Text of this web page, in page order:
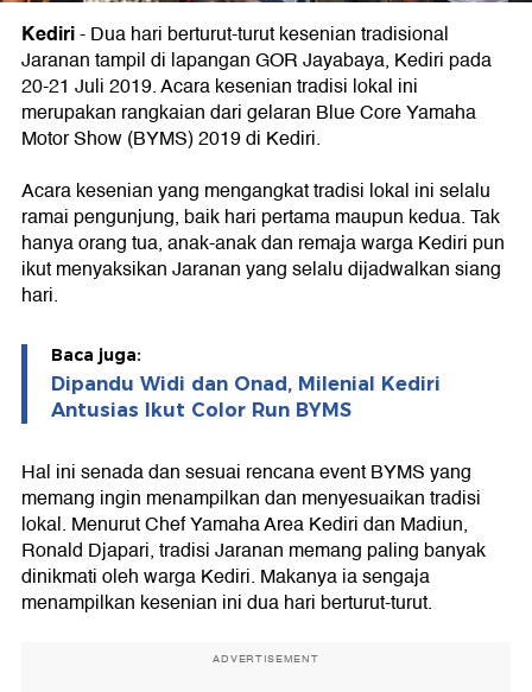
Kediri- Dua hari berturut-turut kesenian tradisional
Jaranan tampil di lapangan GOR Jayabaya, Kediri pada
20-21 Juli 2019. Acara kesenian tradisi lokal ini
merupakan rangkaian dari gelaran Blue Core Yamaha
Motor Show (BYMS) 2019 di Kediri.
Acara kesenian yang mengangkat tradisi lokal ini selalu
ramai pengunjung, baik hari pertama maupun kedua. Tak
hanya orang tua, anak-anak dan remaja warga Kediri pun
ikut menyaksikan Jaranan yang selalu dijadwalkan siang
hari.
Baca juga:
Dipandu Widi dan Onad, Milenial Kediri
Antusias Ikut Color Run BYMS
Hal ini senada dan sesuai rencana event BYMS yang
memang ingin menampilkan dan menyesuaikan tradisi
lokal. Menurut Chef Yamaha Area Kediri dan Madiun,
Ronald Djapari, tradisi Jaranan memang paling banyak
dinikmati oleh warga Kediri. Makanya ia sengaja
menampilkan kesenian ini dua hari berturut-turut.
ADVERTISEMENT